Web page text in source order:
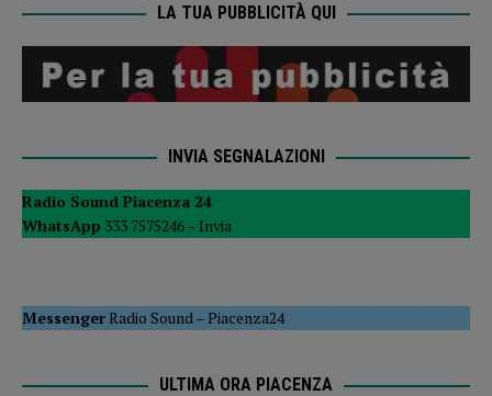
LA TUA PUBBLICITÀ QUI
INVIA SEGNALAZIONI
Radio Sound Piacenza 24
WhatsApp 333 7575246 – Invia
MessengerRadio Sound –Piacenza24
ULTIMA ORA PIACENZA